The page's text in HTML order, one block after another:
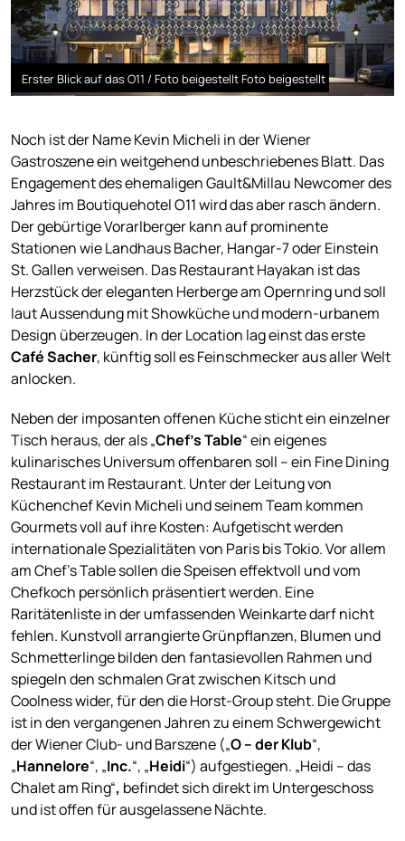
Erster Blick auf das O11 / Foto beigestellt Foto beigestellt
Noch ist der Name Kevin Micheli in der Wiener
Gastroszene ein weitgehend unbeschriebenes Blatt. Das
Engagement des ehemaligen Gault&Millau Newcomer des
Jahres im Boutiquehotel O11 wird das aber rasch ändern.
Der gebürtige Vorarlberger kann auf prominente
Stationen wie Landhaus Bacher, Hangar-7 oder Einstein
St. Gallen verweisen. Das Restaurant Hayakan ist das
Herzstück der eleganten Herberge am Opernring und soll
laut Aussendung mit Showküche und modern-urbanem
Design überzeugen. In der Location lag einst das erste
Café Sacher, künftig soll es Feinschmecker aus aller Welt
anlocken.
Neben der imposanten offenen Küche sticht ein einzelner
Tisch heraus, der als „Chef’s Table“ ein eigenes
kulinarisches Universum offenbaren soll – ein Fine Dining
Restaurant im Restaurant. Unter der Leitung von
Küchenchef Kevin Micheli und seinem Team kommen
Gourmets voll auf ihre Kosten: Aufgetischt werden
internationale Spezialitäten von Paris bis Tokio. Vor allem
am Chef’s Table sollen die Speisen effektvoll und vom
Chefkoch persönlich präsentiert werden. Eine
Raritätenliste in der umfassenden Weinkarte darf nicht
fehlen. Kunstvoll arrangierte Grünpflanzen, Blumen und
Schmetterlinge bilden den fantasievollen Rahmen und
spiegeln den schmalen Grat zwischen Kitsch und
Coolness wider, für den die Horst-Group steht. Die Gruppe
ist in den vergangenen Jahren zu einem Schwergewicht
der Wiener Club- und Barszene („O – der Klub“,
„Hannelore“, „Inc.“, „Heidi“) aufgestiegen. „Heidi – das
Chalet am Ring“, befindet sich direkt im Untergeschoss
und ist offen für ausgelassene Nächte.